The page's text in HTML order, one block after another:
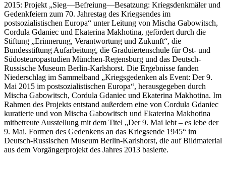
2015: Projekt „Sieg—Befreiung—Besatzung: Kriegsdenkmäler und
Gedenkfeiern zum 70. Jahrestag des Kriegsendes im
postsozialistischen Europa“ unter Leitung von Mischa Gabowitsch,
Cordula Gdaniec und Ekaterina Makhotina, gefördert durch die
Stiftung „Erinnerung, Verantwortung und Zukunft“, die
Bundesstiftung Aufarbeitung, die Graduiertenschule für Ost- und
Südosteuropastudien München-Regensburg und das Deutsch-
Russische Museum Berlin-Karlshorst. Die Ergebnisse fanden
Niederschlag im Sammelband „Kriegsgedenken als Event: Der 9.
Mai 2015 im postsozialistischen Europa“, herausgegeben durch
Mischa Gabowitsch, Cordula Gdaniec und Ekaterina Makhotina. Im
Rahmen des Projekts entstand außerdem eine von Cordula Gdaniec
kuratierte und von Mischa Gabowitsch und Ekaterina Makhotina
mitbetreute Ausstellung mit dem Titel „Der 9. Mai lebt – es lebe der
9. Mai. Formen des Gedenkens an das Kriegsende 1945“ im
Deutsch-Russischen Museum Berlin-Karlshorst, die auf Bildmaterial
aus dem Vorgängerprojekt des Jahres 2013 basierte.